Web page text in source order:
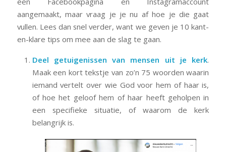
aangemaakt, maar vraag je je nu af hoe je die gaat
vullen. Lees dan snel verder, want we geven je 10 kant-
en-klare tips om mee aan de slag te gaan.
Deel getuigenissen van mensen uit je kerk.
Maak een kort tekstje van zo’n 75 woorden waarin
iemand vertelt over wie God voor hem of haar is,
of hoe het geloof hem of haar heeft geholpen in
een specifieke situatie, of waarom de kerk
belangrijk is.